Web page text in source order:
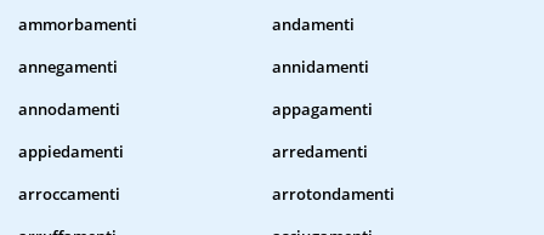
ammorbamenti
andamenti
annegamenti
annidamenti
annodamenti
appagamenti
appiedamenti
arredamenti
arroccamenti
arrotondamenti